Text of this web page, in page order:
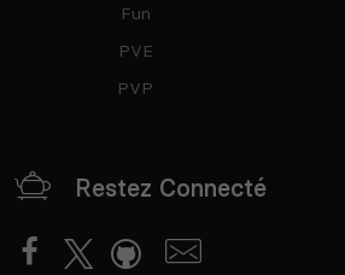
Fun
PVE
PVP
Restez Connecté